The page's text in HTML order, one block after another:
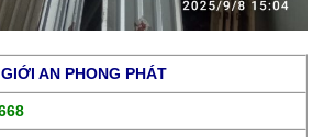
AN PHONG PHÁT